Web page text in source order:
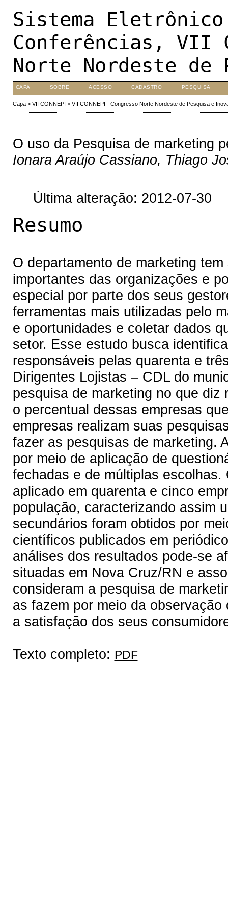
Sistema
Conferências, VII
Norte Nordeste de
CAPA SOBRE ACESSO CADASTRO PESQUISA
Capa> VII CONNEPI > VII CONNEPI - Congresso Norte Nordeste de Pesquisa e
O uso da Pesquisa de marketing
Ionara Araújo Cassiano, Thiago
Última alteração: 2012-07-30
Resumo
O departamento de marketing
importantes das organizações e
especial por parte dos seus
ferramentas mais utilizadas pelo
e oportunidades e coletar dados
setor. Esse estudo busca
responsáveis pelas quarenta e
Dirigentes Lojistas – CDL do
pesquisa de marketing no que
o percentual dessas empresas
empresas realizam suas
fazer as pesquisas de marketing.
por meio de aplicação de
fechadas e de múltiplas
aplicado em quarenta e cinco
população, caracterizando assim
secundários foram obtidos por
científicos publicados em
análises dos resultados pode-se
situadas em Nova Cruz/RN e
consideram a pesquisa de
as fazem por meio da
a satisfação dos seus
Texto completo: PDF